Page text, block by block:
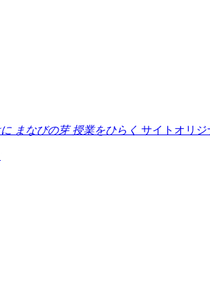
まなびの芽 授業をひらく サイトオリジ